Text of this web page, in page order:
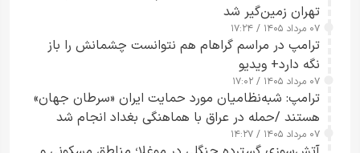
تهران زمین‌گیر شد
۰۷ مرداد ۱۴۰۵ / ۱۷:۲۴
ترامپ در مراسم گراهام هم نتوانست چشمانش را باز
نگه دارد+ ویدیو
۰۷ مرداد ۱۴۰۵ / ۱۷:۰۲
ترامپ: شبه‌نظامیان مورد حمایت ایران «سرطان جهان»
هستند /حمله در عراق با هماهنگی بغداد انجام شد
۰۷ مرداد ۱۴۰۵ / ۱۴:۲۷